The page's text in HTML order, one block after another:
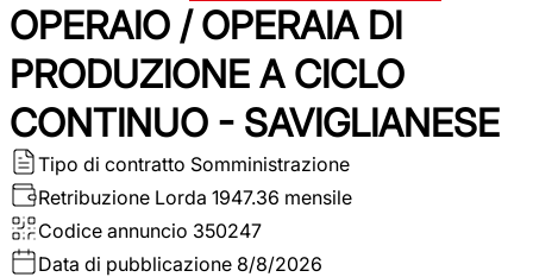
OPERAIO / OPERAIA DI
PRODUZIONE A CICLO
CONTINUO - SAVIGLIANESE
Tipo di contratto Somministrazione
Retribuzione Lorda 1947.36 mensile
Codice annuncio 350247
Data di pubblicazione 8/8/2026